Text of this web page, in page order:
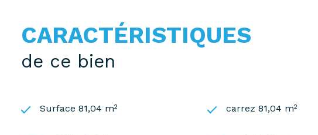
CARACTÉRISTIQUES
de ce bien
Surface 81,04 m² carrez 81,04 m²